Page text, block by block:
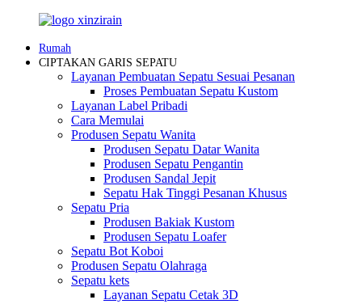
Rumah
CIPTAKAN GARIS SEPATU
Layanan Pembuatan Sepatu Sesuai Pesanan
Proses Pembuatan Sepatu Kustom
Layanan Label Pribadi
Cara Memulai
Produsen Sepatu Wanita
Produsen Sepatu Datar Wanita
Produsen Sepatu Pengantin
Produsen Sandal Jepit
Sepatu Hak Tinggi Pesanan Khusus
Sepatu Pria
Produsen Bakiak Kustom
Produsen Sepatu Loafer
Sepatu Bot Koboi
Produsen Sepatu Olahraga
Sepatu kets
Layanan Sepatu Cetak 3D